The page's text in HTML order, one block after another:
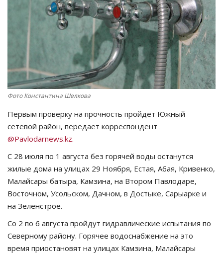
Чек-лист
РАЗВЛЕЧЕНИЯ
OFFICIAL
Курултай
Язык
Қазақша Русский
Фото Константина Шелкова
Первым проверку на прочность пройдет Южный
сетевой район, передает корреспондент
@Pavlodarnews.kz.
C 28 июля по 1 августа без горячей воды останутся
жилые дома на улицах 29 Ноября, Естая, Абая, Кривенко,
Малайсары батыра, Камзина, на Втором Павлодаре,
Восточном, Усольском, Дачном, в Достыке, Сарыарке и
на Зеленстрое.
Со 2 по 6 августа пройдут гидравлические испытания по
Северному району. Горячее водоснабжение на это
время приостановят на улицах Камзина, Малайсары